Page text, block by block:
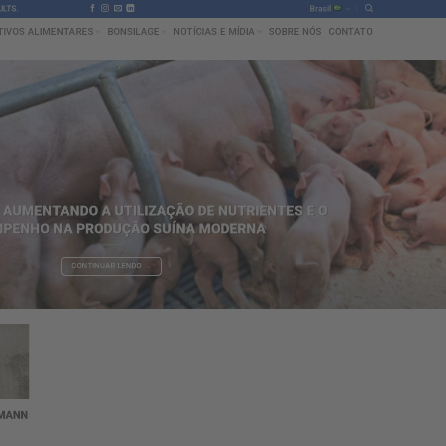
Brasil
ALIMENTARES BONSILAGE NOTÍCIAS E MÍDIA SOBRE NÓS CONTATO
A UTILIZAÇÃO DE NUTRIENTES E O
NA PRODUÇÃO SUÍNA MODERNA
CONTINUAR LENDO →